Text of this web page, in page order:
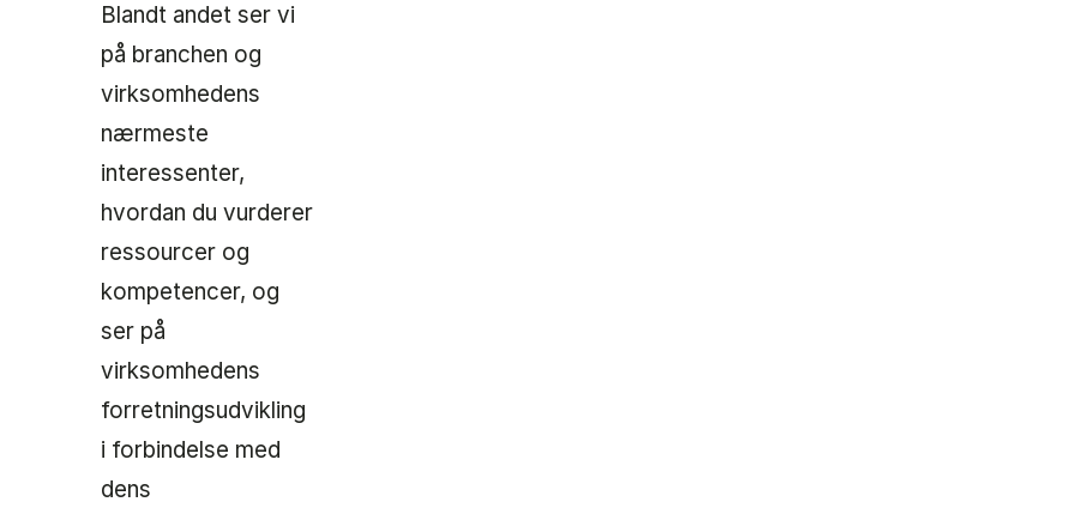
Blandt andet ser vi
på branchen og
virksomhedens
nærmeste
interessenter,
hvordan du vurderer
ressourcer og
kompetencer, og
ser på
virksomhedens
forretningsudvikling
i forbindelse med
dens